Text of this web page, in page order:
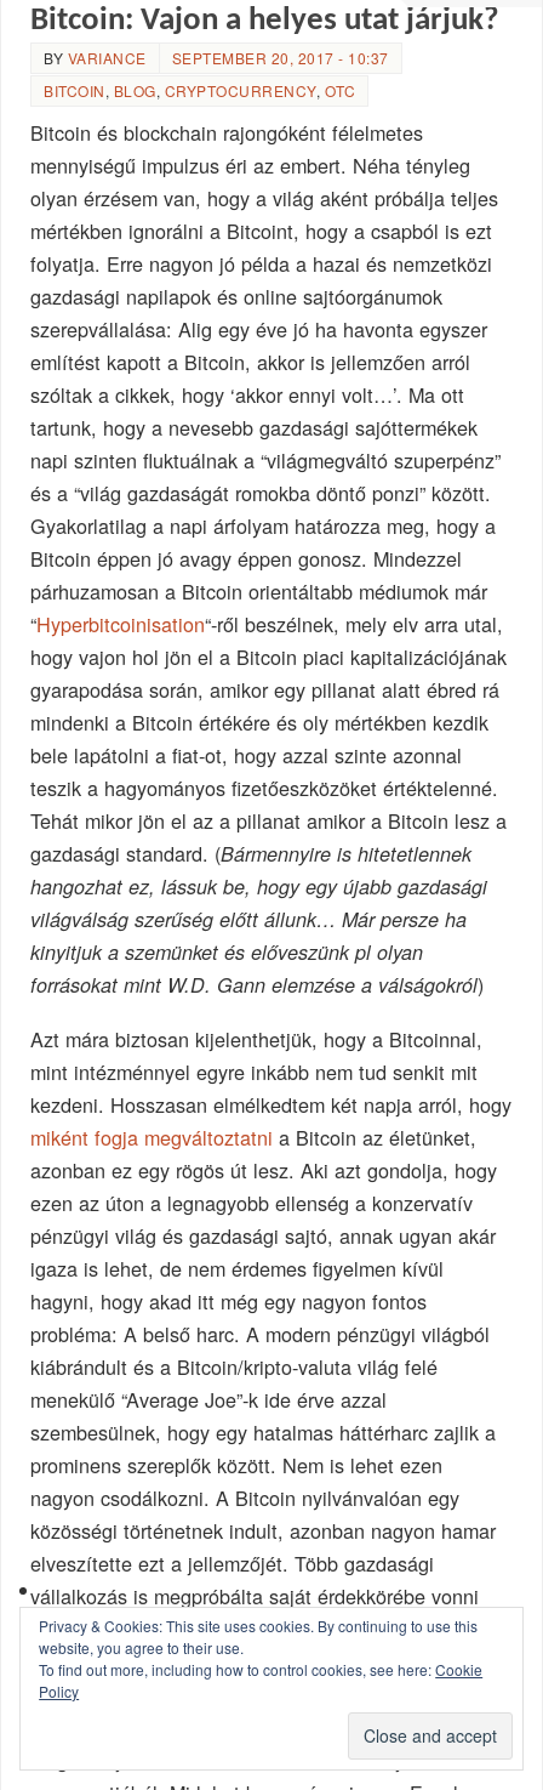
Bitcoin: Vajon a helyes utat járjuk?
BY VARIANCE
SEPTEMBER 20, 2017 - 10:37
BITCOIN, BLOG, CRYPTOCURRENCY, OTC
Bitcoin és blockchain rajongóként félelmetes
mennyiségű impulzus éri az embert. Néha tényleg
olyan érzésem van, hogy a világ aként próbálja teljes
mértékben ignorálni a Bitcoint, hogy a csapból is ezt
folyatja. Erre nagyon jó példa a hazai és nemzetközi
gazdasági napilapok és online sajtóorgánumok
szerepvállalása: Alig egy éve jó ha havonta egyszer
említést kapott a Bitcoin, akkor is jellemzően arról
szóltak a cikkek, hogy ‘akkor ennyi volt…’. Ma ott
tartunk, hogy a nevesebb gazdasági sajóttermékek
napi szinten fluktuálnak a “világmegváltó szuperpénz”
és a “világ gazdaságát romokba döntő ponzi” között.
Gyakorlatilag a napi árfolyam határozza meg, hogy a
Bitcoin éppen jó avagy éppen gonosz. Mindezzel
párhuzamosan a Bitcoin orientáltabb médiumok már
“Hyperbitcoinisation“-ről beszélnek, mely elv arra utal,
hogy vajon hol jön el a Bitcoin piaci kapitalizációjának
gyarapodása során, amikor egy pillanat alatt ébred rá
mindenki a Bitcoin értékére és oly mértékben kezdik
bele lapátolni a fiat-ot, hogy azzal szinte azonnal
teszik a hagyományos fizetőeszközöket értéktelenné.
Tehát mikor jön el az a pillanat amikor a Bitcoin lesz a
gazdasági standard. (Bármennyire is hitetetlennek
hangozhat ez, lássuk be, hogy egy újabb gazdasági
világválság szerűség előtt állunk… Már persze ha
kinyitjuk a szemünket és előveszünk pl olyan
forrásokat mint W.D. Gann elemzése a válságokról)
Azt mára biztosan kijelenthetjük, hogy a Bitcoinnal,
mint intézménnyel egyre inkább nem tud senkit mit
kezdeni. Hosszasan elmélkedtem két napja arról, hogy
miként fogja megváltoztatni a Bitcoin az életünket,
azonban ez egy rögös út lesz. Aki azt gondolja, hogy
ezen az úton a legnagyobb ellenség a konzervatív
pénzügyi világ és gazdasági sajtó, annak ugyan akár
igaza is lehet, de nem érdemes figyelmen kívül
hagyni, hogy akad itt még egy nagyon fontos
probléma: A belső harc. A modern pénzügyi világból
kiábrándult és a Bitcoin/kripto-valuta világ felé
menekülő “Average Joe”-k ide érve azzal
szembesülnek, hogy egy hatalmas háttérharc zajlik a
prominens szereplők között. Nem is lehet ezen
nagyon csodálkozni. A Bitcoin nyilvánvalóan egy
közösségi történetnek indult, azonban nagyon hamar
elveszítette ezt a jellemzőjét. Több gazdasági
vállalkozás is megpróbálta saját érdekkörébe vonni
több kevesebb sikerrel az elmúlt 6-7 évben. A
legfrissebb trónbitorló a Blockstream és annak
képviseletében G. Maxwell, aki egy személyben
rendelkezik most azzal a hatalommal, hogy
megmondja a Bitcoin core node forráskódja
Privacy & Cookies: This site uses cookies. By continuing to use this
website, you agree to their use.
To find out more, including how to control cookies, see here:Cookie
Policy